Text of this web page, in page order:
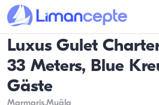
Luxus Gulet
33 Meters, Blue
Gäste